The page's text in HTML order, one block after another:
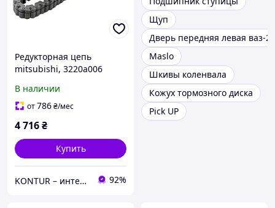
Редукторная цепь
mitsubishi, 3220a006
В наличии
от786₴/мес
4 716₴
Купить
KONTUR – интернет магазин 92%
Щуп
Дверь передняя левая ваз-
Maslo
Шкивы коленвала
Кожух тормозного диска
Pick UP